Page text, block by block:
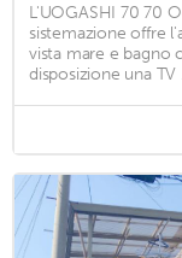
L'UOGASHI 70 70
sistemazione offre
vista mare e bagno
disposizione una TV